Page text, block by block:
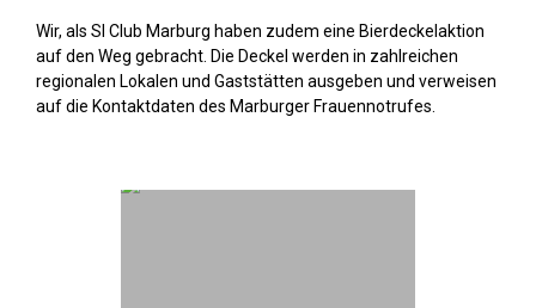
Wir, als SI Club Marburg haben zudem eine Bierdeckelaktion
auf den Weg gebracht. Die Deckel werden in zahlreichen
regionalen Lokalen und Gaststätten ausgeben und verweisen
auf die Kontaktdaten des Marburger Frauennotrufes.